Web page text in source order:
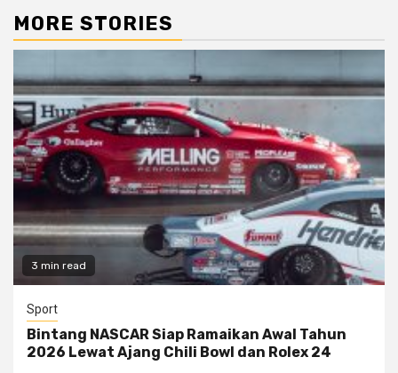
MORE STORIES
3 min read
Sport
Bintang NASCAR Siap Ramaikan Awal Tahun
2026 Lewat Ajang Chili Bowl dan Rolex 24